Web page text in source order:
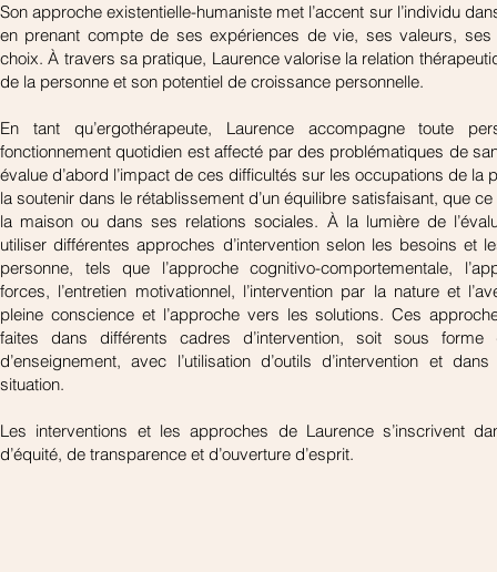
Son approche existentielle-humaniste met l’accent sur l’individu
en prenant compte de ses expériences de vie, ses valeurs,
choix. À travers sa pratique, Laurence valorise la relation
de la personne et son potentiel de croissance personnelle.
En tant qu’ergothérapeute, Laurence accompagne toute
fonctionnement quotidien est affecté par des problématiques de
évalue d’abord l’impact de ces difficultés sur les occupations de la
la soutenir dans le rétablissement d’un équilibre satisfaisant, que
la maison ou dans ses relations sociales. À la lumière de
utiliser différentes approches d’intervention selon les besoins et
personne, tels que l’approche cognitivo-comportementale,
forces, l’entretien motivationnel, l’intervention par la nature et
pleine conscience et l’approche vers les solutions. Ces
faites dans différents cadres d’intervention, soit sous forme
d’enseignement, avec l’utilisation d’outils d’intervention et
situation.
Les interventions et les approches de Laurence s’inscrivent
d’équité, de transparence et d’ouverture d’esprit.